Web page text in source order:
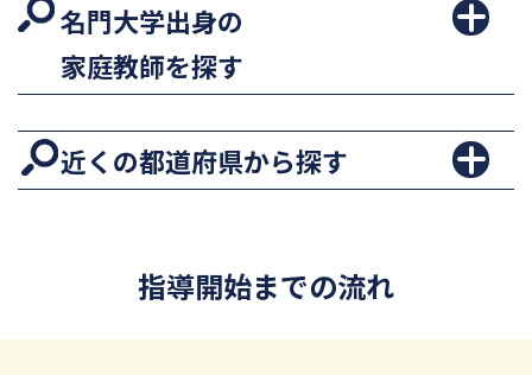
名門大学出身の
家庭教師を探す
近くの都道府県から探す
指導開始までの流れ